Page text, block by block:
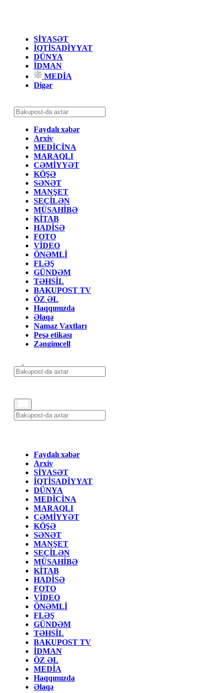
SİYASƏT
İQTİSADİYYAT
DÜNYA
İDMAN
MEDİA
Digər
Faydalı xəbər
Arxiv
MEDİCİNA
MARAQLI
CƏMİYYƏT
KÖŞƏ
SƏNƏT
MANŞET
SEÇİLƏN
MÜSAHİBƏ
KİTAB
HADİSƏ
FOTO
VİDEO
ÖNƏMLİ
FLƏŞ
GÜNDƏM
TƏHSİL
BAKUPOST TV
ÖZ ƏL
Haqqımızda
Əlaqə
Namaz Vaxtları
Peşə etikası
Zəngimcell
Faydalı xəbər
Arxiv
SİYASƏT
İQTİSADİYYAT
DÜNYA
MEDİCİNA
MARAQLI
CƏMİYYƏT
KÖŞƏ
SƏNƏT
MANŞET
SEÇİLƏN
MÜSAHİBƏ
KİTAB
HADİSƏ
FOTO
VİDEO
ÖNƏMLİ
FLƏŞ
GÜNDƏM
TƏHSİL
BAKUPOST TV
İDMAN
ÖZ ƏL
MEDİA
Haqqımızda
Əlaqə